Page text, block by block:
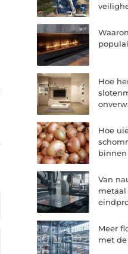
Hoe
Hoe
Van
metaal
Meer
met